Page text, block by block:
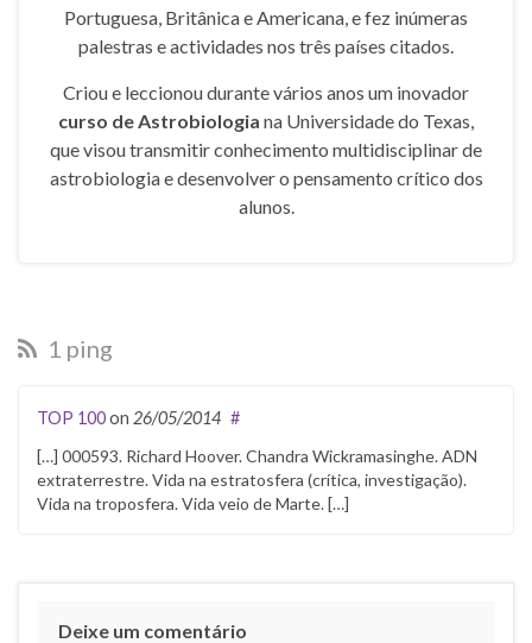
Portuguesa, Britânica e Americana, e fez inúmeras
palestras e actividades nos três países citados.
Criou e leccionou durante vários anos um inovador
curso de Astrobiologia na Universidade do Texas,
que visou transmitir conhecimento multidisciplinar de
astrobiologia e desenvolver o pensamento crítico dos
alunos.
1 ping
TOP 100on 26/05/2014 #
[…] 000593. Richard Hoover. Chandra Wickramasinghe. ADN
extraterrestre. Vida na estratosfera (crítica, investigação).
Vida na troposfera. Vida veio de Marte. […]
Deixe um comentário